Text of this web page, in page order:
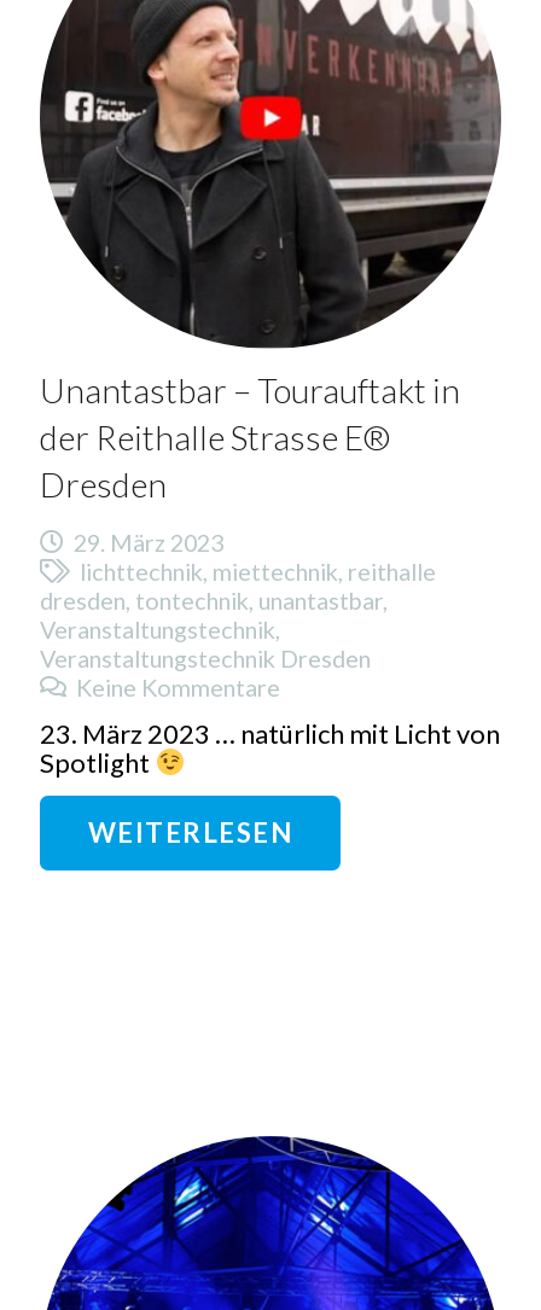
Unantastbar – Tourauftakt in
der Reithalle Strasse E®
Dresden
29. März 2023
lichttechnik miettechnik reithalle
dresden tontechnik unantastbar
Veranstaltungstechnik
Veranstaltungstechnik Dresden
Keine Kommentare
23. März 2023 … natürlich mit Licht von
Spotlight
WEITERLESEN